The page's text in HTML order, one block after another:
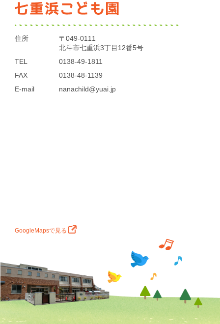
住所
〒049-0111
北斗市七重浜3丁目12番5号
TEL
0138-49-1811
FAX
0138-48-1139
E-mail
nanachild@yuai.jp
GoogleMapsで見る